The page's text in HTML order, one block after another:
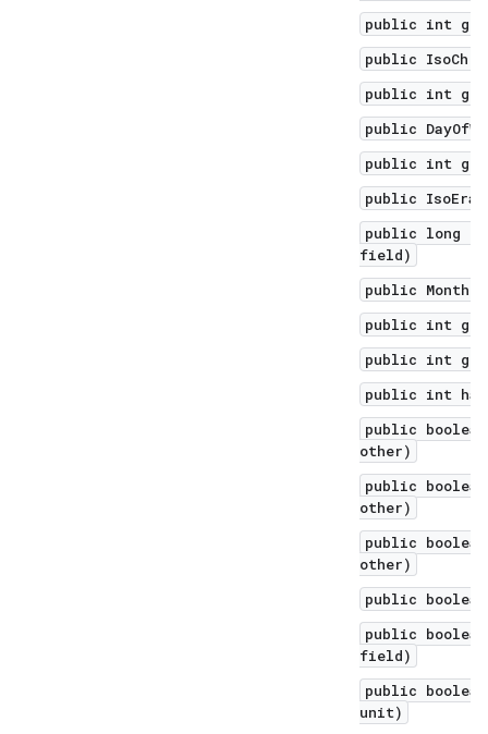
public int
public
public int
public
public int
public IsoEra
public long
field)
public Month
public int
public int
public int
public
other)
public
other)
public
other)
public
public
field)
public
unit)